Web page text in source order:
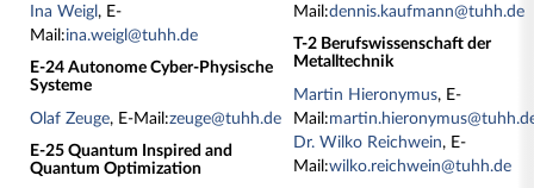
Ina Weigl, E-
Mail:ina.weigl@tuhh.de
E-24 Autonome Cyber-Physische
Systeme
Olaf Zeuge, E-Mail:zeuge@tuhh.de
E-25 Quantum Inspired and
Quantum Optimization
Mail:dennis.kaufmann@tuhh.de
T-2 Berufswissenschaft der
Metalltechnik
Martin Hieronymus, E-
Mail:
Dr. Wilko Reichwein, E-
Mail:wilko.reichwein@tuhh.de